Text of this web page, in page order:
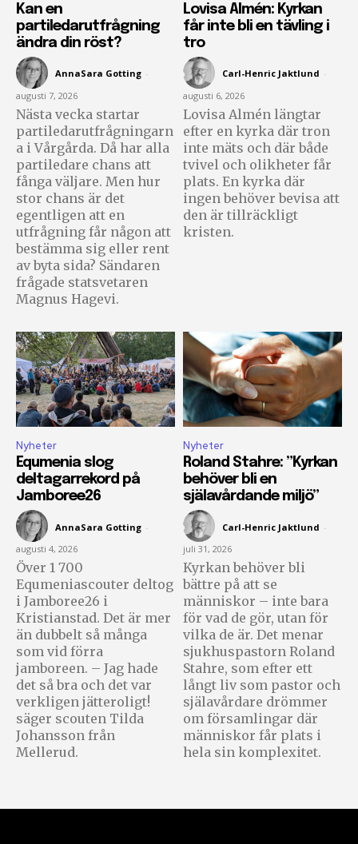
Kan en
partiledarutfrågning
ändra din röst?
AnnaSara Gotting -
augusti 7, 2026
Nästa vecka startar
partiledarutfrågningarn
a i Vårgårda. Då har alla
partiledare chans att
fånga väljare. Men hur
stor chans är det
egentligen att en
utfrågning får någon att
bestämma sig eller rent
av byta sida? Sändaren
frågade statsvetaren
Magnus Hagevi.
Lovisa Almén: Kyrkan
får inte bli en tävling i
tro
Carl-Henric Jaktlund -
augusti 6, 2026
Lovisa Almén längtar
efter en kyrka där tron
inte mäts och där både
tvivel och olikheter får
plats. En kyrka där
ingen behöver bevisa att
den är tillräckligt
kristen.
Nyheter
Equmenia slog
deltagarrekord på
Jamboree26
AnnaSara Gotting -
augusti 4, 2026
Över 1 700
Equmeniascouter deltog
i Jamboree26 i
Kristianstad. Det är mer
än dubbelt så många
som vid förra
jamboreen. – Jag hade
det så bra och det var
verkligen jätteroligt!
säger scouten Tilda
Johansson från
Mellerud.
Nyheter
Roland Stahre: ”Kyrkan
behöver bli en
själavårdande miljö”
Carl-Henric Jaktlund -
juli 31, 2026
Kyrkan behöver bli
bättre på att se
människor – inte bara
för vad de gör, utan för
vilka de är. Det menar
sjukhuspastorn Roland
Stahre, som efter ett
långt liv som pastor och
själavårdare drömmer
om församlingar där
människor får plats i
hela sin komplexitet.